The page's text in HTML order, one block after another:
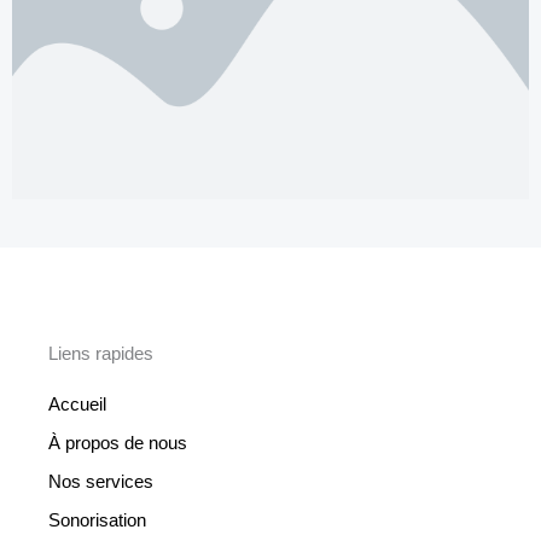
Liens rapides
Accueil
À propos de nous
Nos services
Sonorisation